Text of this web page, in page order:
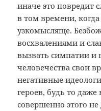
иначе это
в том времени,
узкомысляще.
восхвалениями и
вызвать симпатии и
человечества свои
негативные
героев, будь то
совершенно этого